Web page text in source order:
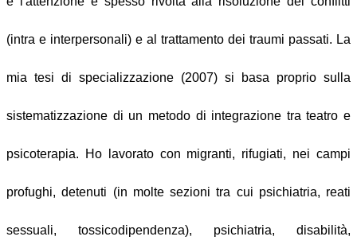
(intra e interpersonali) e al trattamento dei traumi passati. La
mia tesi di specializzazione (2007) si basa proprio sulla
sistematizzazione di un metodo di integrazione tra teatro e
psicoterapia. Ho lavorato con migranti, rifugiati, nei campi
profughi, detenuti (in molte sezioni tra cui psichiatria, reati
sessuali, tossicodipendenza), psichiatria, disabilità,